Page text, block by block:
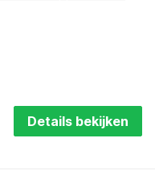
Details bekijken